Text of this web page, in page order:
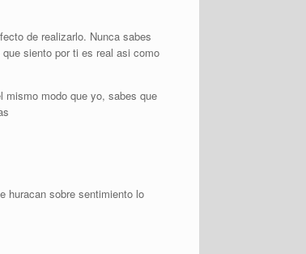
de realizarlo. Nunca sabes
siento por ti es real asi­ como
mismo modo que yo, sabes que
huracan sobre sentimiento lo